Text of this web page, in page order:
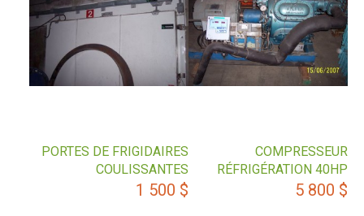
COMPRESSEUR
RÉFRIGÉRATION 40HP
5 800 $
PORTES DE FRIGIDAIRES
COULISSANTES
1 500 $